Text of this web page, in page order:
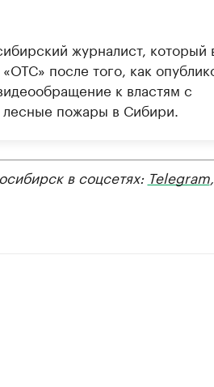
журналист, который
после того, как
к властям с
лесные пожары в Сибири.
в соцсетях: Telegram,